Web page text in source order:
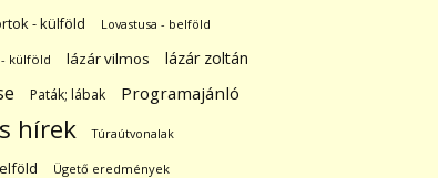
- külföld Lovastusa - belföld
- külföld lázár vilmos lázár zoltán
Paták; lábak Programajánló
hírek Túraútvonalak
Ügető eredmények